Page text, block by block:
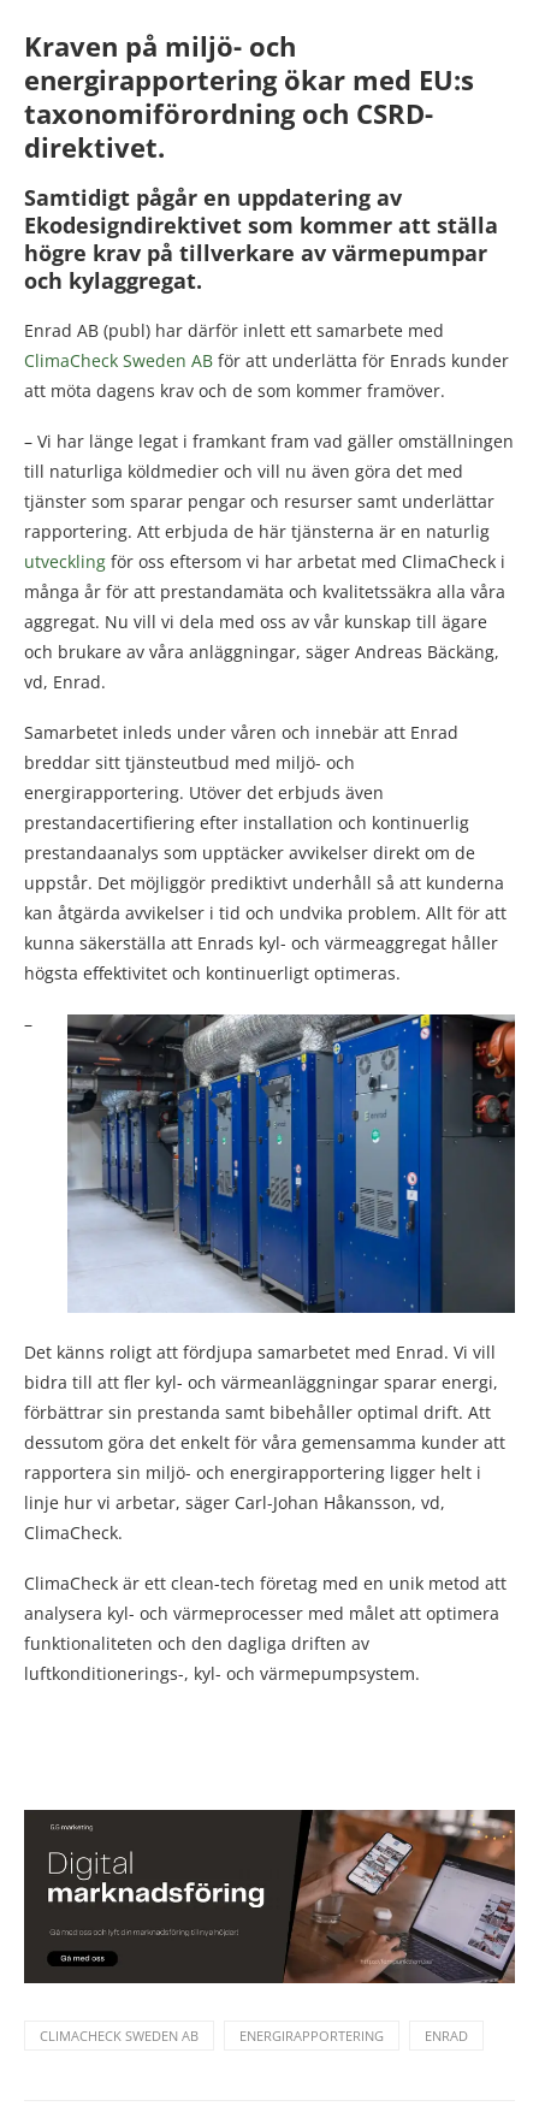
Kraven på miljö- och
energirapportering ökar med EU:s
taxonomiförordning och CSRD-
direktivet.
Samtidigt pågår en uppdatering av
Ekodesigndirektivet som kommer att ställa
högre krav på tillverkare av värmepumpar
och kylaggregat.
Enrad AB (publ) har därför inlett ett samarbete med
ClimaCheck Sweden AB för att underlätta för Enrads kunder
att möta dagens krav och de som kommer framöver.
– Vi har länge legat i framkant fram vad gäller omställningen
till naturliga köldmedier och vill nu även göra det med
tjänster som sparar pengar och resurser samt underlättar
rapportering. Att erbjuda de här tjänsterna är en naturlig
utveckling för oss eftersom vi har arbetat med ClimaCheck i
många år för att prestandamäta och kvalitetssäkra alla våra
aggregat. Nu vill vi dela med oss av vår kunskap till ägare
och brukare av våra anläggningar, säger Andreas Bäckäng,
vd, Enrad.
Samarbetet inleds under våren och innebär att Enrad
breddar sitt tjänsteutbud med miljö- och
energirapportering. Utöver det erbjuds även
prestandacertifiering efter installation och kontinuerlig
prestandaanalys som upptäcker avvikelser direkt om de
uppstår. Det möjliggör prediktivt underhåll så att kunderna
kan åtgärda avvikelser i tid och undvika problem. Allt för att
kunna säkerställa att Enrads kyl- och värmeaggregat håller
högsta effektivitet och kontinuerligt optimeras.
–
Det känns roligt att fördjupa samarbetet med Enrad. Vi vill
bidra till att fler kyl- och värmeanläggningar sparar energi,
förbättrar sin prestanda samt bibehåller optimal drift. Att
dessutom göra det enkelt för våra gemensamma kunder att
rapportera sin miljö- och energirapportering ligger helt i
linje hur vi arbetar, säger Carl-Johan Håkansson, vd,
ClimaCheck.
ClimaCheck är ett clean-tech företag med en unik metod att
analysera kyl- och värmeprocesser med målet att optimera
funktionaliteten och den dagliga driften av
luftkonditionerings-, kyl- och värmepumpsystem.
CLIMACHECK SWEDEN AB ENERGIRAPPORTERING ENRAD